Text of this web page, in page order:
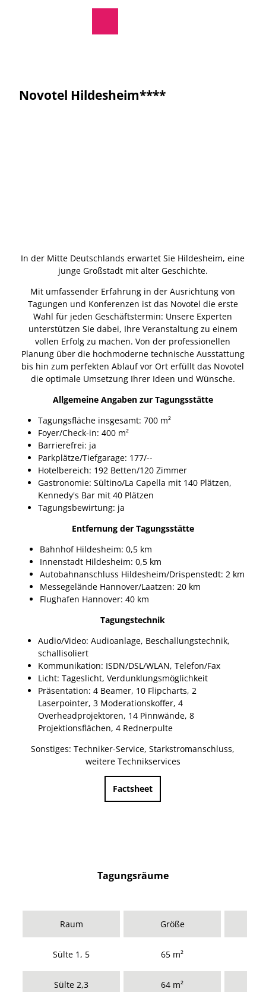
Novotel Hildesheim****
In der Mitte Deutschlands erwartet Sie Hildesheim, eine
junge Großstadt mit alter Geschichte.
Mit umfassender Erfahrung in der Ausrichtung von
Tagungen und Konferenzen ist das Novotel die erste
Wahl für jeden Geschäftstermin: Unsere Experten
unterstützen Sie dabei, Ihre Veranstaltung zu einem
vollen Erfolg zu machen. Von der professionellen
Planung über die hochmoderne technische Ausstattung
bis hin zum perfekten Ablauf vor Ort erfüllt das Novotel
die optimale Umsetzung Ihrer Ideen und Wünsche.
Allgemeine Angaben zur Tagungsstätte
Tagungsfläche insgesamt: 700 m²
Foyer/Check-in: 400 m²
Barrierefrei: ja
Parkplätze/Tiefgarage: 177/--
Hotelbereich: 192 Betten/120 Zimmer
Gastronomie: Sültino/La Capella mit 140 Plätzen,
Kennedy's Bar mit 40 Plätzen
Tagungsbewirtung: ja
Entfernung der Tagungsstätte
Bahnhof Hildesheim: 0,5 km
Innenstadt Hildesheim: 0,5 km
Autobahnanschluss Hildesheim/Drispenstedt: 2 km
Messegelände Hannover/Laatzen: 20 km
Flughafen Hannover: 40 km
Tagungstechnik
Audio/Video: Audioanlage, Beschallungstechnik,
schallisoliert
Kommunikation: ISDN/DSL/WLAN, Telefon/Fax
Licht: Tageslicht, Verdunklungsmöglichkeit
Präsentation: 4 Beamer, 10 Flipcharts, 2
Laserpointer, 3 Moderationskoffer, 4
Overheadprojektoren, 14 Pinnwände, 8
Projektionsflächen, 4 Rednerpulte
Sonstiges: Techniker-Service, Starkstromanschluss,
weitere Technikservices
Factsheet
Tagungsräume
Raum Größe
Sülte 1, 5 65 m²
Sülte 2,3 64 m²